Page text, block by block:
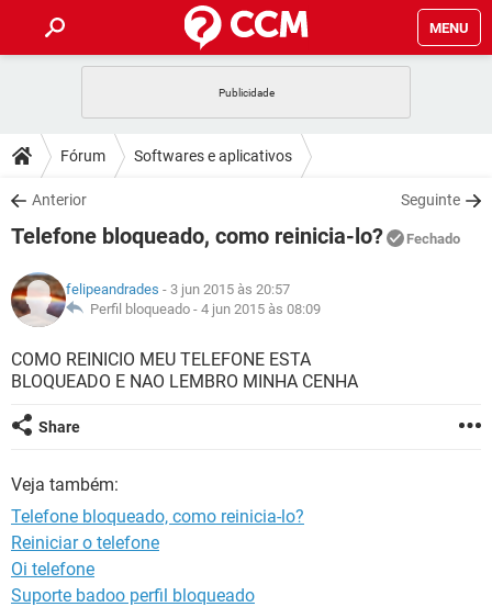
MENU
CELULAR FACEBOOK
OUTLOOK
INSTAGRAM GMAIL
GUIA DE COMPRAS
DICAS
JOGOS WHATSAPP
INSTAGRAM GMAIL
GUIA DE COMPRAS
DOWNLOADS
JOGOS WHATSAPP
CELULAR
OUTLOOK EXCEL
INSTAGRAM GMAIL
GUIA DE COMPRAS
JOGOS WHATSAPP
CELULAR
OUTLOOK EXCEL
GLOSSÁRIO
JOGOS WHATSAPP
CELULAR FACEBOOK
OUTLOOK
GUIA DE COMPRAS
Fórum Softwares e aplicativos
Anterior Seguinte
Telefone bloqueado, como reinicia-lo? Fechado
felipeandrades - 3 jun 2015 às 20:57
Perfil bloqueado - 4 jun 2015 às 08:09
COMO REINICIO MEU TELEFONE ESTA
BLOQUEADO E NAO LEMBRO MINHA CENHA
Share
Veja também:
Telefone bloqueado, como reinicia-lo?
Reiniciar o telefone
Oi telefone
Suporte badoo perfil bloqueado